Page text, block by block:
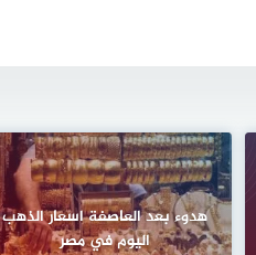
هدوء بعد العاصفة اسعار الذهب
اليوم في مصر